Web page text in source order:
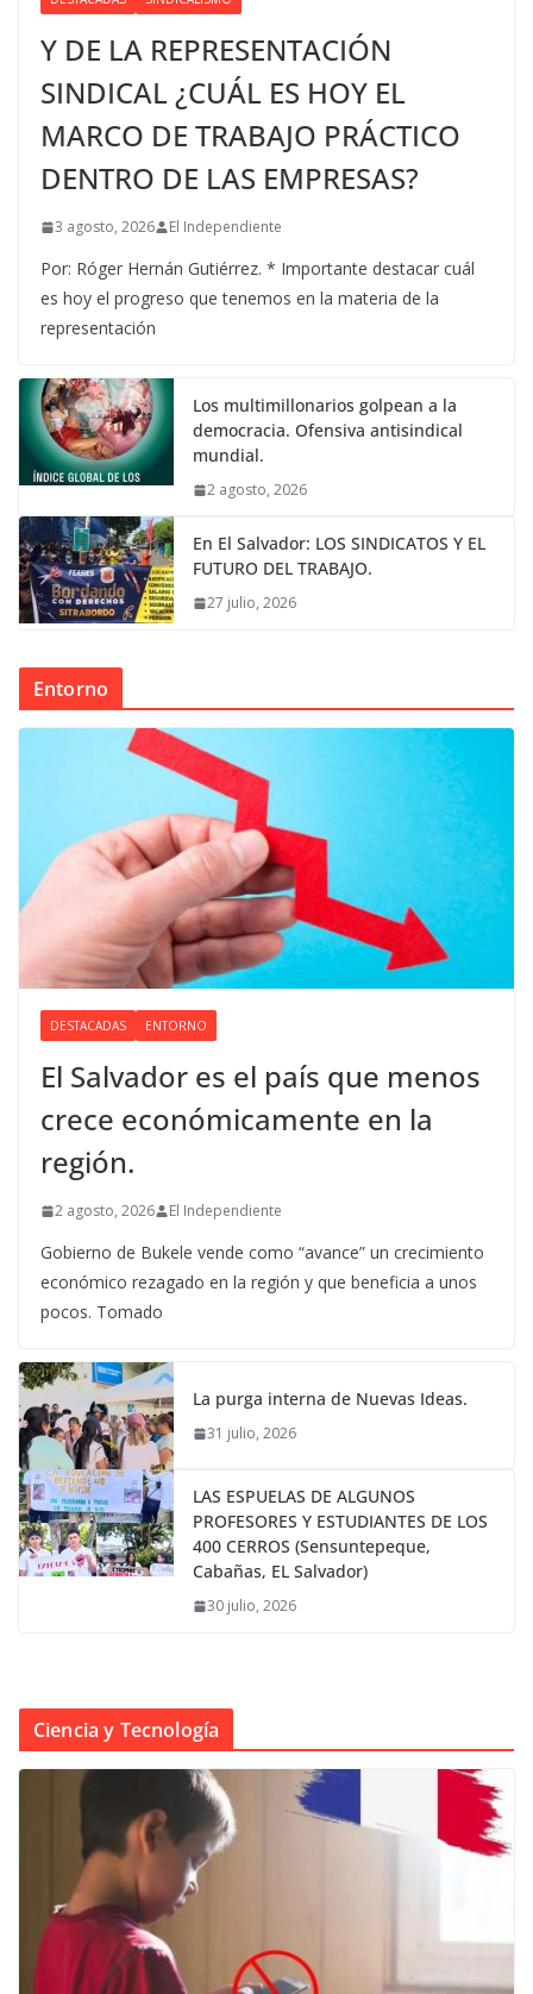
Y DE LA REPRESENTACIÓN
SINDICAL ¿CUÁL ES HOY EL
MARCO DE TRABAJO PRÁCTICO
DENTRO DE LAS EMPRESAS?
3 agosto, 2026 El Independiente
Por: Róger Hernán Gutiérrez. * Importante destacar cuál
es hoy el progreso que tenemos en la materia de la
representación
Los multimillonarios golpean a la
democracia. Ofensiva antisindical
mundial.
2 agosto, 2026
En El Salvador: LOS SINDICATOS Y EL
FUTURO DEL TRABAJO.
27 julio, 2026
Entorno
DESTACADAS ENTORNO
El Salvador es el país que menos
crece económicamente en la
región.
2 agosto, 2026 El Independiente
Gobierno de Bukele vende como “avance” un crecimiento
económico rezagado en la región y que beneficia a unos
pocos. Tomado
La purga interna de Nuevas Ideas.
31 julio, 2026
LAS ESPUELAS DE ALGUNOS
PROFESORES Y ESTUDIANTES DE LOS
400 CERROS (Sensuntepeque,
Cabañas, EL Salvador)
30 julio, 2026
Ciencia y Tecnología